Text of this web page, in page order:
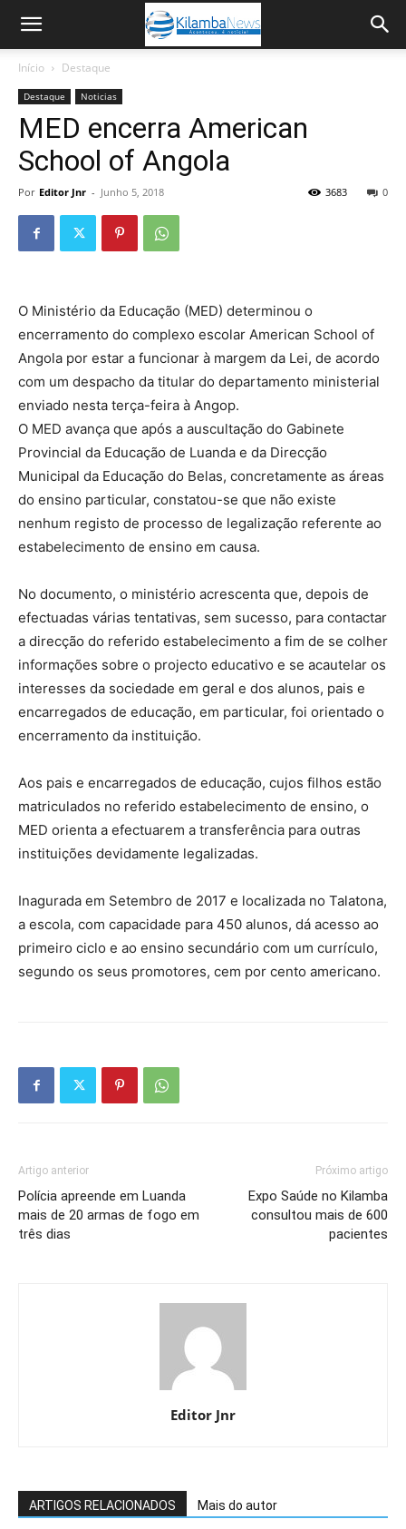
Início Destaque
Destaque Noticias
MED encerra American
School of Angola
Por Editor Jnr - Junho 5, 2018 0
3683
O Ministério da Educação (MED) determinou o
encerramento do complexo escolar American School of
Angola por estar a funcionar à margem da Lei, de acordo
com um despacho da titular do departamento ministerial
enviado nesta terça-feira à Angop.
O MED avança que após a auscultação do Gabinete
Provincial da Educação de Luanda e da Direcção
Municipal da Educação do Belas, concretamente as áreas
do ensino particular, constatou-se que não existe
nenhum registo de processo de legalização referente ao
estabelecimento de ensino em causa.
No documento, o ministério acrescenta que, depois de
efectuadas várias tentativas, sem sucesso, para contactar
a direcção do referido estabelecimento a fim de se colher
informações sobre o projecto educativo e se acautelar os
interesses da sociedade em geral e dos alunos, pais e
encarregados de educação, em particular, foi orientado o
encerramento da instituição.
Aos pais e encarregados de educação, cujos filhos estão
matriculados no referido estabelecimento de ensino, o
MED orienta a efectuarem a transferência para outras
instituições devidamente legalizadas.
Inagurada em Setembro de 2017 e localizada no Talatona,
a escola, com capacidade para 450 alunos, dá acesso ao
primeiro ciclo e ao ensino secundário com um currículo,
segundo os seus promotores, cem por cento americano.
Artigo anterior
Polícia apreende em Luanda
mais de 20 armas de fogo em
três dias
Próximo artigo
Expo Saúde no Kilamba
consultou mais de 600
pacientes
Editor Jnr
ARTIGOS RELACIONADOS Mais do autor